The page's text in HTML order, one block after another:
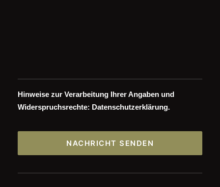
Hinweise zur Verarbeitung Ihrer Angaben und
Widerspruchsrechte: Datenschutzerklärung.